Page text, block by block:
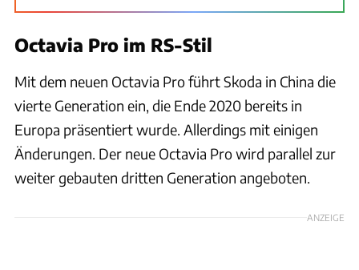
Octavia Pro im RS-Stil
Mit dem neuen Octavia Pro führt Skoda in China die
vierte Generation ein, die Ende 2020 bereits in
Europa präsentiert wurde. Allerdings mit einigen
Änderungen. Der neue Octavia Pro wird parallel zur
weiter gebauten dritten Generation angeboten.
ANZEIGE